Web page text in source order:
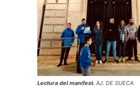
Lectura del manifest. AJ. DE SUECA